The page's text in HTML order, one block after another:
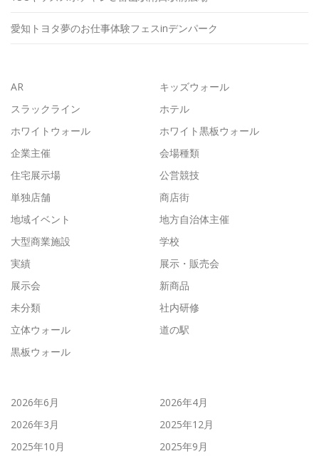
愛知トヨタ夢のお仕事体験フェスinデンパーク
AR
キッズウォール
スラックライン
ホテル
ホワイトウォール
ホワイト黒板ウォール
企業主催
会場種類
住宅展示場
公営競技
単独店舗
商店街
地域イベント
地方自治体主催
大型商業施設
学校
実績
展示・販売会
展示会
新商品
未分類
社内研修
立体ウォール
道の駅
黒板ウォール
2026年6月
2026年4月
2026年3月
2025年12月
2025年10月
2025年9月